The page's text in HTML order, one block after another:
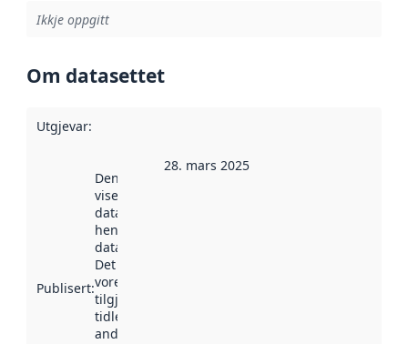
Ikkje oppgitt
Om datasettet
Utgjevar:
Publisert:
Denne datoen
viser når
datasettet vart
henta inn av
data.norge.no.
Det kan ha
vore
tilgjengeleg
tidlegare
andre stader.
28. mars 2025